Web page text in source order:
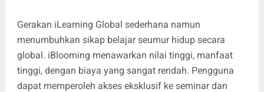
Gerakan iLearning Global sederhana namun
menumbuhkan sikap belajar seumur hidup secara
global. iBlooming menawarkan nilai tinggi, manfaat
tinggi, dengan biaya yang sangat rendah. Pengguna
dapat memperoleh akses eksklusif ke seminar dan